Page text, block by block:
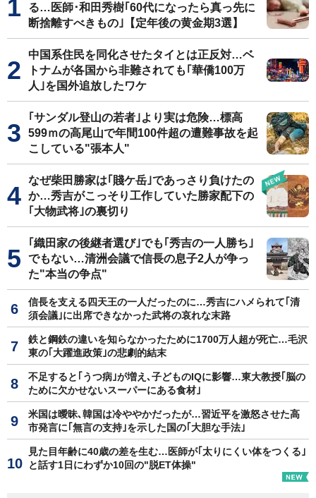
る…医師･和田秀樹｢60代になったら真っ先に
断捨離すべきもの｣【定年後の黄金期3選】
中国系住民を同化させたタイとは正反対…ベ
トナムが各国から非難されても｢華僑100万
人｣を国外追放したワケ
｢サンダル登山の若者｣より実は危険…標高
599ｍの高尾山で年間100件超の遭難事故を起
こしている"張本人"
なぜ柴田勝家は｢賤ケ岳｣であっさり負けたの
か…秀吉がこっそり工作していた勝家配下の
｢大物武将｣の裏切り
｢織田家の後継者選び｣でも｢秀吉の一人勝ち｣
でもない…清洲会議で信長の息子2人が争っ
た"本当の争点"
信長を支える四天王の一人だったのに…秀吉にハメられて｢清
須会議｣に出席できなかった武将の哀れな末路
鉄と鋼鉄の違いを知らなかったために1700万人超が死亡…毛沢
東の｢大躍進政策｣の悲劇的結末
不足すると｢うつ病｣が増え､子どものIQに影響…東大教授｢脳の
ために欠かせないスーパーにある食材｣
米国は曖昧､韓国は冷ややかだったが…習近平を激怒させた高
市発言に｢無言の支持｣を示した国の｢大胆な手法｣
見た目年齢に40歳の差を生む…医師が｢太りにくい体をつくる｣
と話す1日にわずか10回の"脱ET体操"